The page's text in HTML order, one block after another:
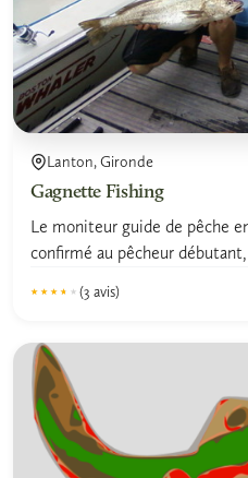
Lanton, Gironde
Gagnette Fishing
Le moniteur guide de pêche
confirmé au pêcheur
★★★★★
★★★★★ (3 avis)